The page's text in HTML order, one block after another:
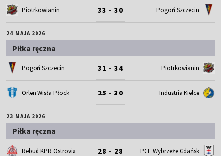
Piotrkowianin 33 - 30 Pogoń Szczecin
24 MAJA 2026
Piłka ręczna
Pogoń Szczecin 31 - 34 Piotrkowianin
Orlen Wisła Płock 25 - 30 Industria Kielce
23 MAJA 2026
Piłka ręczna
Rebud KPR Ostrovia 28 - 28 PGE Wybrzeże Gdańsk